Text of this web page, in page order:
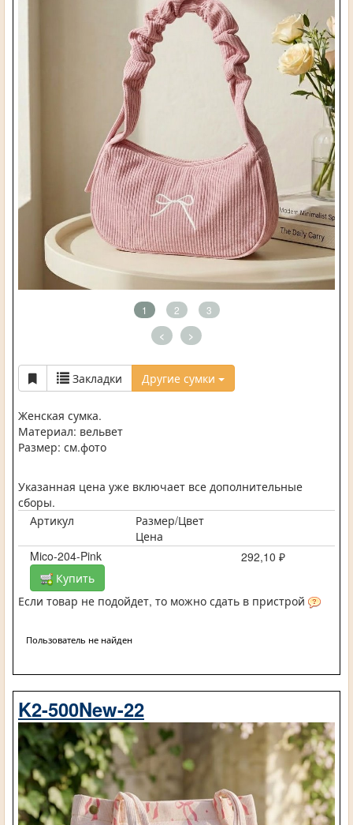
1 2 3
< >
Закладки Другие сумки
Женская сумка.
Материал: вельвет
Размер: см.фото
Указанная цена уже включает все дополнительные
сборы.
Артикул
Размер/Цвет
Цена
Mico-204-Pink
292,10 ₽
Купить
Если товар не подойдет, то можно сдать в пристрой
Пользователь не найден
K2-500New-22